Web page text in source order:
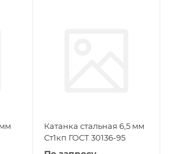
Катанка стальная 6,5 мм
Ст1кп ГОСТ 30136-95